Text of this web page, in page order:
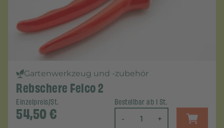
Gartenwerkzeug und -zubehör
Rebschere Felco 2
Einzelpreis/St.
54,50€
Bestellbar ab 1 St.
- +